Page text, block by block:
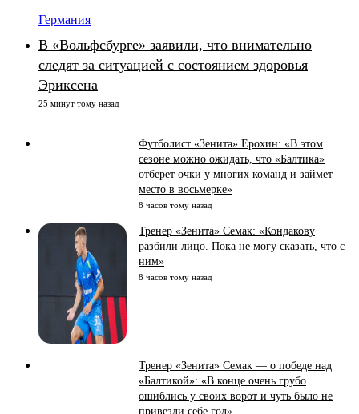
Германия
В «Вольфсбурге» заявили, что внимательно
следят за ситуацией с состоянием здоровья
Эриксена
25 минут тому назад
Футболист «Зенита» Ерохин: «В этом
сезоне можно ожидать, что «Балтика»
отберет очки у многих команд и займет
место в восьмерке»
8 часов тому назад
Тренер «Зенита» Семак: «Кондакову
разбили лицо. Пока не могу сказать, что с
ним»
8 часов тому назад
Тренер «Зенита» Семак — о победе над
«Балтикой»: «В конце очень грубо
ошиблись у своих ворот и чуть было не
привезли себе гол»